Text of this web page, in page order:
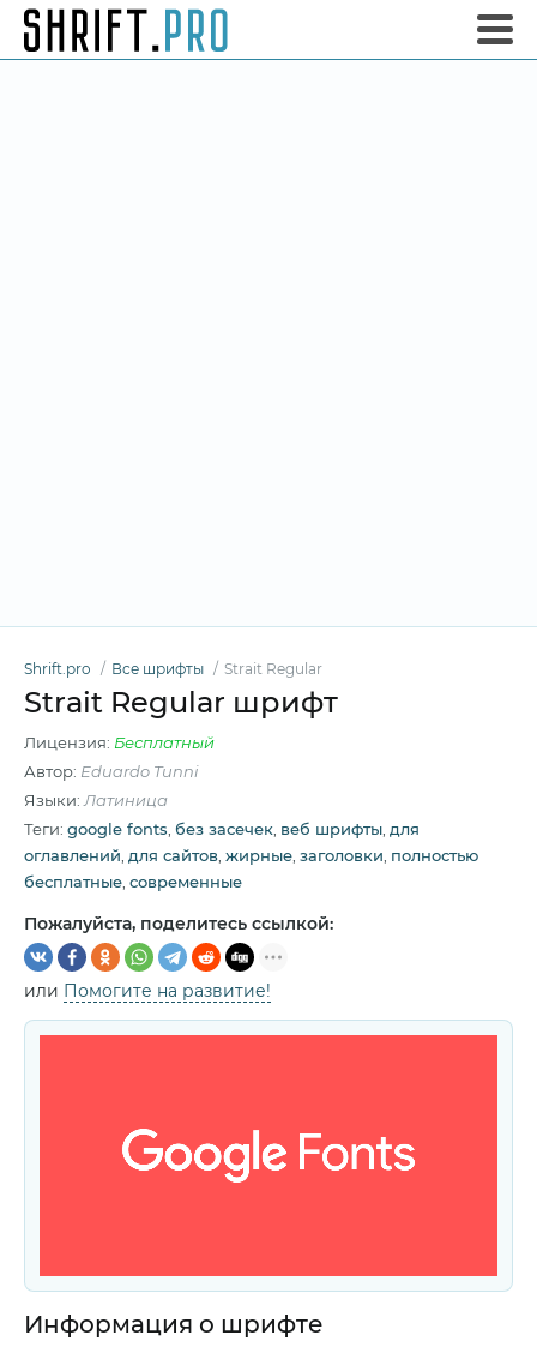
Shrift.pro Все шрифты Strait Regular
Strait Regular шрифт
Лицензия: Бесплатный
Автор: Eduardo Tunni
Языки: Латиница
Теги: google fonts без засечек веб шрифты для
оглавлений для сайтов жирные заголовки полностью
бесплатные современные
Пожалуйста, поделитесь ссылкой:
или Помогите на развитие!
Информация о шрифте